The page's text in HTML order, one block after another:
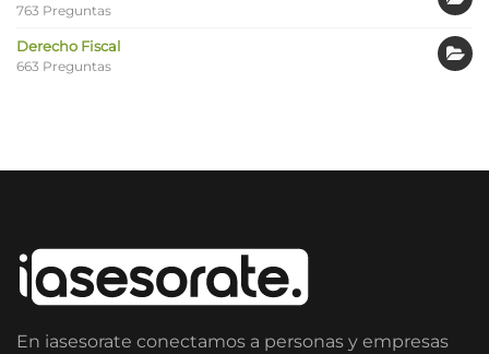
763 Preguntas
Derecho Fiscal
663 Preguntas
En iasesorate conectamos a personas y empresas